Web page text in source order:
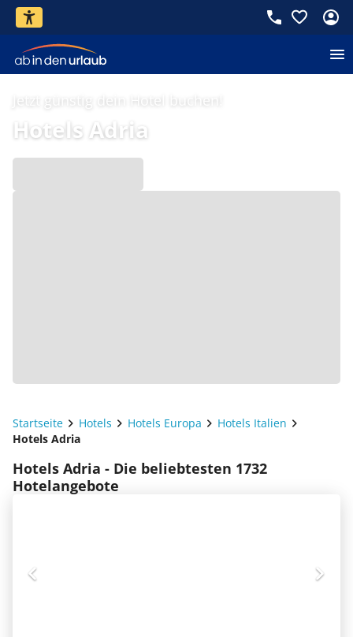
Jetzt günstig dein Hotel buchen!
Hotels Adria
Startseite Hotels Hotels Europa
Hotels Italien
Hotels Adria
Hotels Adria - Die beliebtesten 1732
Hotelangebote